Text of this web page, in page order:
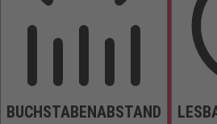
BUCHSTABENABSTAND